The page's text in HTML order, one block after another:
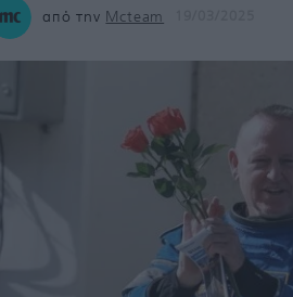
από την Mcteam